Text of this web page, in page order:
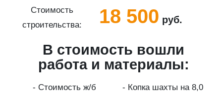
Стоимость
строительства:
18 500 руб.
В стоимость вошли
работа и материалы:
- Стоимость ж/б
- Копка шахты на 8,0